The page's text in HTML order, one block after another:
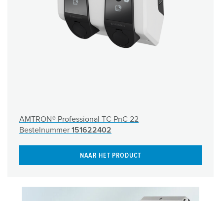
AMTRON® Professional TC PnC 22
Bestelnummer 151622402
NAAR HET PRODUCT